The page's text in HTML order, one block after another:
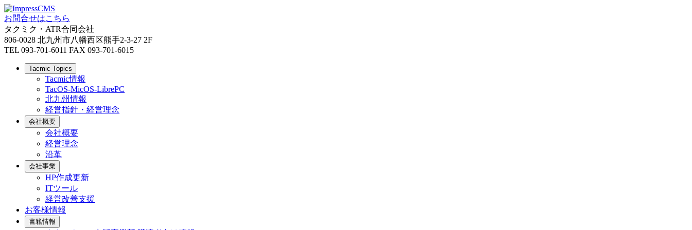
お問合せはこちら
タクミク・ATR合同会社
806-0028 北九州市八幡西区熊手2-3-27 2F
TEL 093-701-6011 FAX 093-701-6015
Tacmic Topics
Tacmic情報
TacOS-MicOS-LibrePC
北九州情報
経営指針・経営理念
会社概要
会社概要
経営理念
沿革
会社事業
HP作成更新
ITツール
経営改善支援
お客様情報
書籍情報